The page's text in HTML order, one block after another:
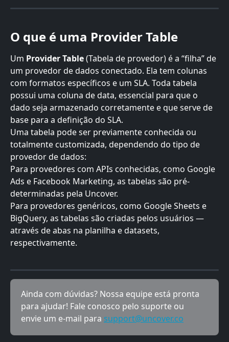
O que é uma Provider Table
Um Provider Table (Tabela de provedor) é a “filha” de
um provedor de dados conectado. Ela tem colunas
com formatos específicos e um SLA. Toda tabela
possui uma coluna de data, essencial para que o
dado seja armazenado corretamente e que serve de
base para a definição do SLA.
Uma tabela pode ser previamente conhecida ou
totalmente customizada, dependendo do tipo de
provedor de dados:
Para provedores com APIs conhecidas, como Google
Ads e Facebook Marketing, as tabelas são pré-
determinadas pela Uncover.
Para provedores genéricos, como Google Sheets e
BigQuery, as tabelas são criadas pelos usuários —
através de abas na planilha e datasets,
respectivamente.
Ainda com dúvidas? Nossa equipe está pronta
para ajudar! Fale conosco pelo suporte ou
envie um e-mail para support@uncover.co